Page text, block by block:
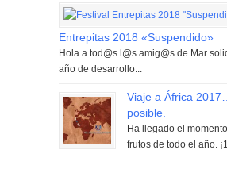
Entrepitas 2018 «Suspendido»
Hola a tod@s l@s amig@s de Mar
año de desarrollo...
Viaje a África
posible.
Ha llegado el
frutos de todo el año.